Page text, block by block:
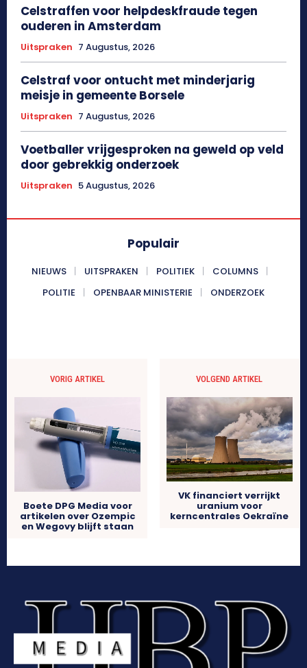
Celstraffen voor helpdeskfraude tegen
ouderen in Amsterdam
Uitspraken 7 Augustus, 2026
Celstraf voor ontucht met minderjarig
meisje in gemeente Borsele
Uitspraken 7 Augustus, 2026
Voetballer vrijgesproken na geweld op veld
door gebrekkig onderzoek
Uitspraken 5 Augustus, 2026
Populair
NIEUWS UITSPRAKEN POLITIEK
COLUMNS
POLITIE
OPENBAAR MINISTERIE ONDERZOEK
VORIG ARTIKEL
Boete DPG Media voor
artikelen over Ozempic
en Wegovy blijft staan
VOLGEND ARTIKEL
VK financiert verrijkt
uranium voor
kerncentrales Oekraïne